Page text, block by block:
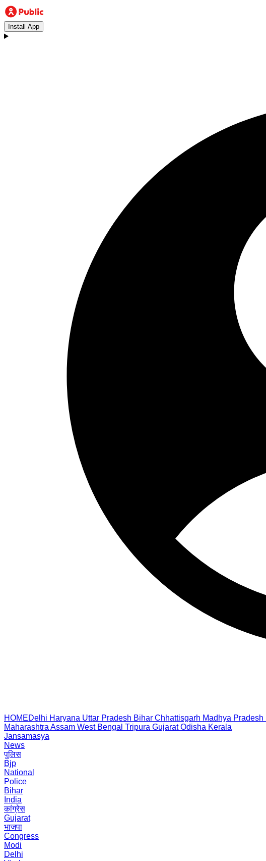
Install App
HOMEDelhi Haryana Uttar Pradesh Bihar Chhattisgarh Madhya Pradesh
Maharashtra Assam West Bengal Tripura Gujarat Odisha Kerala
Jansamasya
News
पुलिस
Bjp
National
Police
Bihar
India
कांग्रेस
Gujarat
भाजपा
Congress
Modi
Delhi